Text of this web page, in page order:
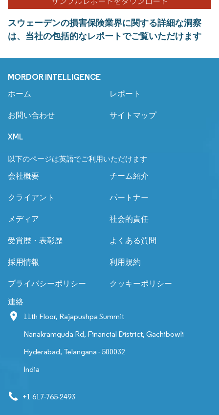
スウェーデンの損害保険業界に関する詳細な洞察
は、当社の包括的なレポートでご覧いただけます
MORDOR INTELLIGENCE
ホーム レポート
お問い合わせ サイトマップ
XML
以下のページは英語でご利用いただけます
会社概要 チーム紹介
クライアント パートナー
メディア 社会的責任
受賞歴・表彰歴 よくある質問
採用情報 利用規約
プライバシーポリシー クッキーポリシー
連絡
11th Floor, Rajapushpa Summit
Nanakramguda Rd, Financial District, Gachibowli
Hyderabad, Telangana - 500032
India
+1 617-765-2493